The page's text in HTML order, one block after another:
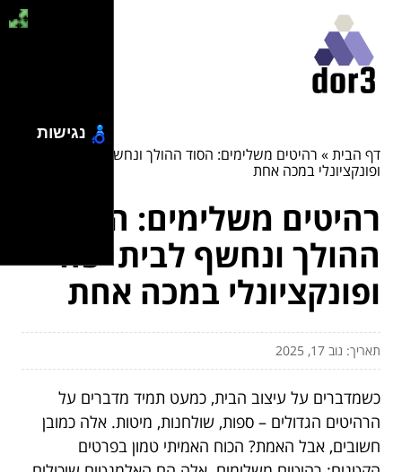
דף הבית» רהיטים משלימים: הסוד ההולך ונחשף לבית יפה
ופונקציונלי במכה אחת
רהיטים משלימים: הסוד
ההולך ונחשף לבית יפה
ופונקציונלי במכה אחת
תאריך: נוב 17, 2025
כשמדברים על עיצוב הבית, כמעט תמיד מדברים על
הרהיטים הגדולים – ספות, שולחנות, מיטות. אלה כמובן
חשובים, אבל האמת? הכוח האמיתי טמון בפרטים
נגישות